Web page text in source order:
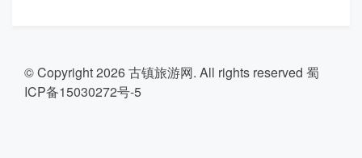
© Copyright 2026古镇旅游网. All rights reserved 蜀
ICP备15030272号-5